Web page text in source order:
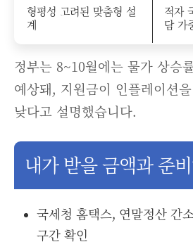
형평성 고려된 맞춤형 설
계
적자
담 가
정부는 8~10월에는 물가 상승
예상돼, 지원금이 인플레이션
낮다고 설명했습니다.
내가 받을 금액과 준
국세청 홈택스, 연말정산 간
구간 확인